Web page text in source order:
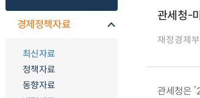
경제정책자료
최신자료
정책자료
동향자료
관세청-
재정경제
관세청은